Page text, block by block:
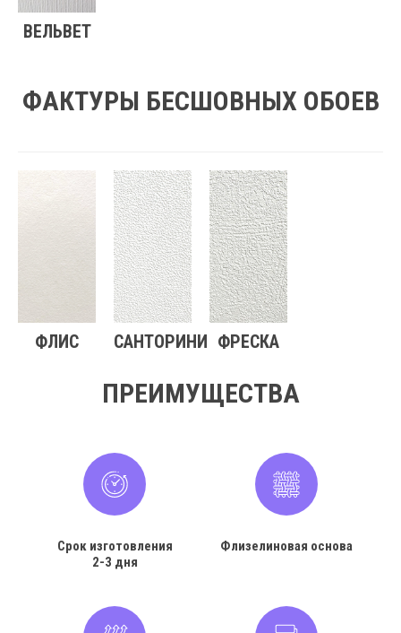
ВЕЛЬВЕТ
ФАКТУРЫ БЕСШОВНЫХ ОБОЕВ
ФЛИС САНТОРИНИ ФРЕСКА
ПРЕИМУЩЕСТВА
Срок изготовления
2-3 дня
Флизелиновая основа